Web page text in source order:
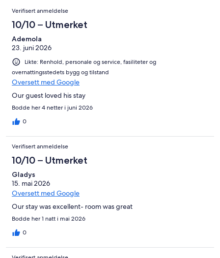
anmeldelser.
1000
anmeldelser.
av
totalt
1000
anmeldelser.
Anmeldelser
Verifisert anmeldelse
10/10 – Utmerket
Ademola
23. juni 2026
Likte: Renhold, personale og service, fasiliteter og
overnattingsstedets bygg og tilstand
Oversett med Google
Our guest loved his stay
Bodde her 4 netter i juni 2026
0
Verifisert anmeldelse
10/10 – Utmerket
Gladys
15. mai 2026
Oversett med Google
Our stay was excellent- room was great
Bodde her 1 natt i mai 2026
0